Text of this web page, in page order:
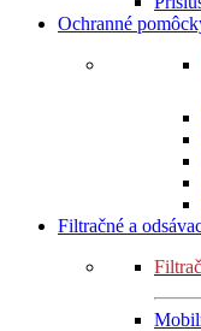
Ochranné
Filtračné a